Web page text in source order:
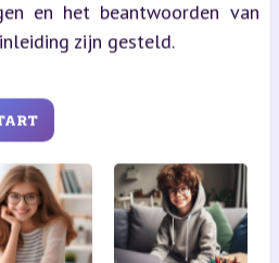
en het beantwoorden van
zijn gesteld.